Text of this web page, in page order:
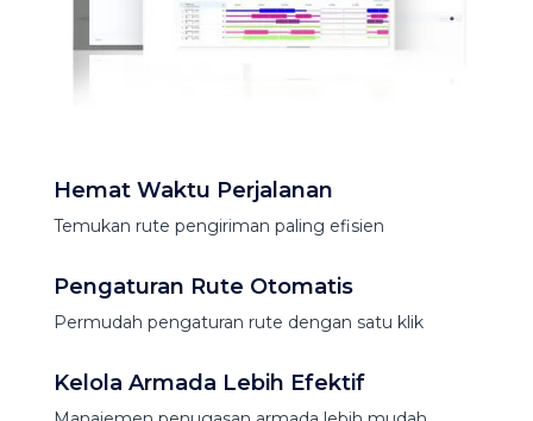
Hemat Waktu Perjalanan
Temukan rute pengiriman paling efisien
Pengaturan Rute Otomatis
Permudah pengaturan rute dengan satu klik
Kelola Armada Lebih Efektif